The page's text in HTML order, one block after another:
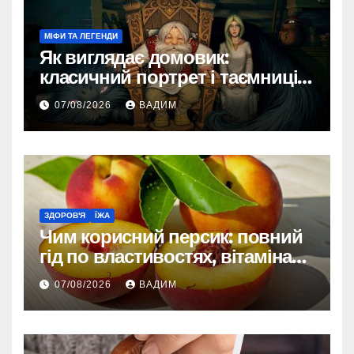
МІФИ ТА ЛЕГЕНДИ
Як виглядає домовик:
класичний портрет і таємниці
зовнішності
07/08/2026 ВАДИМ
ЗДОРОВ'Я ЇЖА
Чим корисний персик: повний
гід по властивостях, вітамінах і
впливі на організм
07/08/2026 ВАДИМ